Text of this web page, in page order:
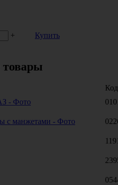
+
Купить
Код